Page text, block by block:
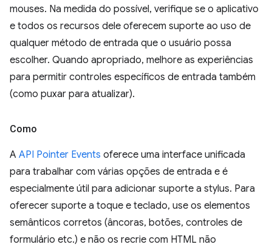
mouses. Na medida do possível, verifique se o aplicativo
e todos os recursos dele oferecem suporte ao uso de
qualquer método de entrada que o usuário possa
escolher. Quando apropriado, melhore as experiências
para permitir controles específicos de entrada também
(como puxar para atualizar).
Como
A API Pointer Events oferece uma interface unificada
para trabalhar com várias opções de entrada e é
especialmente útil para adicionar suporte a stylus. Para
oferecer suporte a toque e teclado, use os elementos
semânticos corretos (âncoras, botões, controles de
formulário etc.) e não os recrie com HTML não